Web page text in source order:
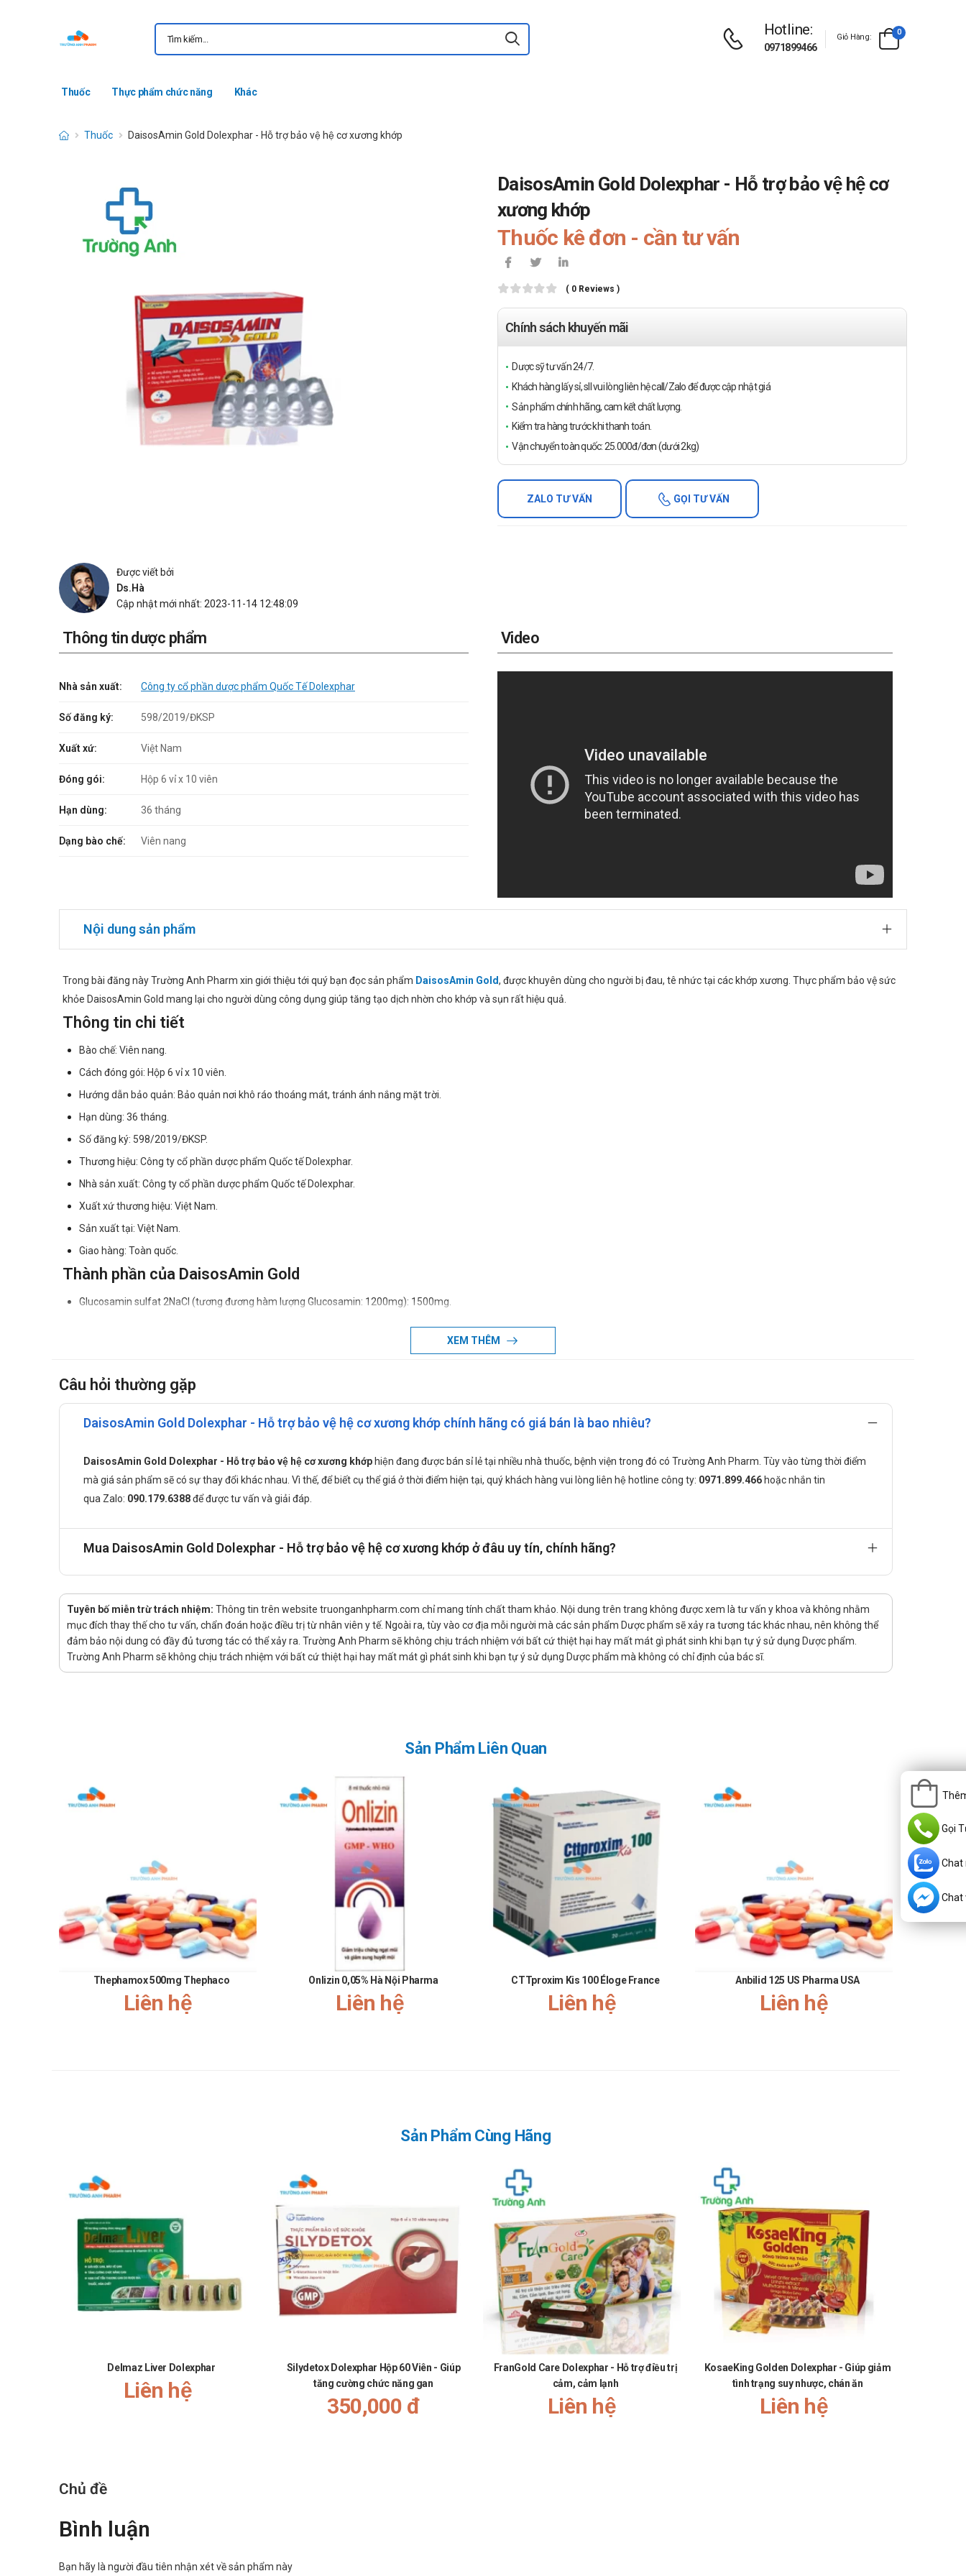
Hotline:
0971899466
Giỏ Hàng:
0
Thuốc Thực phẩm chức năng Khác
Thuốc DaisosAmin Gold Dolexphar - Hỗ trợ bảo vệ hệ cơ xương khớp
DaisosAmin Gold Dolexphar - Hỗ trợ bảo vệ hệ cơ
xương khớp
Thuốc kê đơn - cần tư vấn
( 0 Reviews )
Chính sách khuyến mãi
Dược sỹ tư vấn 24/7.
Khách hàng lấy sỉ, sll vui lòng liên hệ call/Zalo để được cập nhật giá
Sản phẩm chính hãng, cam kết chất lượng.
Kiểm tra hàng trước khi thanh toán.
Vận chuyển toàn quốc: 25.000đ/đơn (dưới 2kg)
ZALO TƯ VẤN GỌI TƯ VẤN
Được viết bởi
Ds.Hà
Cập nhật mới nhất: 2023-11-14 12:48:09
Thông tin dược phẩm
Nhà sản xuất: Công ty cổ phần dược phẩm Quốc Tế Dolexphar
Số đăng ký: 598/2019/ĐKSP
Xuất xứ: Việt Nam
Đóng gói: Hộp 6 vỉ x 10 viên
Hạn dùng: 36 tháng
Dạng bào chế: Viên nang
Video
Nội dung sản phẩm
Trong bài đăng này Trường Anh Pharm xin giới thiệu tới quý bạn đọc sản phẩm DaisosAmin Gold, được khuyên dùng cho người bị đau, tê nhức tại các khớp xương. Thực phẩm bảo vệ sức
khỏe DaisosAmin Gold mang lại cho người dùng công dụng giúp tăng tạo dịch nhờn cho khớp và sụn rất hiệu quả.
Thông tin chi tiết
Bào chế: Viên nang.
Cách đóng gói: Hộp 6 vỉ x 10 viên.
Hướng dẫn bảo quản: Bảo quản nơi khô ráo thoáng mát, tránh ánh nắng mặt trời.
Hạn dùng: 36 tháng.
Số đăng ký: 598/2019/ĐKSP.
Thương hiệu: Công ty cổ phần dược phẩm Quốc tế Dolexphar.
Nhà sản xuất: Công ty cổ phần dược phẩm Quốc tế Dolexphar.
Xuất xứ thương hiệu: Việt Nam.
Sản xuất tại: Việt Nam.
Giao hàng: Toàn quốc.
Thành phần của DaisosAmin Gold
Glucosamin sulfat 2NaCl (tương đương hàm lượng Glucosamin: 1200mg): 1500mg.
Calcium Gluconat (tương đương hàm lượng calcium: 11,16mg): 120mg.
Purple Butterbur Extract (chiết xuất Bơ gai): 120mg.
Vitamin D3: 30IU.
Công dụng của DaisosAmin Gold
Bổ sung dưỡng chất giúp tăng tạo dịch nhờn cho khớp và sụn, bảo vệ hệ cơ – xương – khớp chắc khỏe, vận động linh hoạt.
Giúp giảm các chứng đau do thoái hóa khớp, khô khớp và viêm khớp.
Đối tượng có thể sử dụng
Người ở độ tuổi trung niên hay bị đau, tê nhức tại các khớp xương.
Người cao tuổi, người bị viêm thoái hóa xương khớp, thoái hóa cột sống, đau do khô khớp, vận động khó khăn.
Người vận động nhiều như vận động viên thể thao, lao động nặng nhọc.
Cách dùng DaisosAmin Gold như thế nào?
Thời gian sử dụng được khuyến cáo
Tùy vào đối tượng, độ tuổi, tình trạng bệnh mà có thời gian sử dụng khác nhau. Tham khảo bác sĩ về thời gian điều trị.
Không sử dụng với người bị mẫn cảm với bất cứ thành phần nào có trong sản phẩm.
Cảnh báo và thận trọng trong quá trình sử dụng DaisosAmin Gold
Đọc kỹ hướng dẫn sử dụng trước khi dùng.
Sản phẩm này không phải là thuốc không có tác dụng thay thế thuốc chữa bệnh.
Tác dụng không mong muốn có thể gặp phải khi dùng DaisosAmin Gold
Chưa có báo cáo.
Quá liều
Trường hợp khẩn cấp hãy đến ngay cơ sở y tế gần nhất để được thăm khám và điều trị kịp thời.
"Trường Anh Pharm xin được thay mặt toàn bộ đội ngũ nhân viên gửi lời cảm ơn chân thành và sâu sắc nhất tới Quý khách hàng đã đồng hành, hợp tác cũng như ủng hộ Trường Anh Pharm
trong thời gian qua. Hy vọng trong thời gian sắp tới, mối quan hệ của hai bên càng lúc càng bền chặt. Chúng tôi sẽ không ngừng phát triển, nâng cao chất lượng dịch vụ để có thể phục vụ Quý
khách hàng tốt hơn!"
Nguồn tham khảo: dichvucong.dav.gov.vn.
XEM THÊM
Câu hỏi thường gặp
DaisosAmin Gold Dolexphar - Hỗ trợ bảo vệ hệ cơ xương khớp chính hãng có giá bán là bao nhiêu?
DaisosAmin Gold Dolexphar - Hỗ trợ bảo vệ hệ cơ xương khớp hiện đang được bán sỉ lẻ tại nhiều nhà thuốc, bệnh viện trong đó có Trường Anh Pharm. Tùy vào từng thời điểm
mà giá sản phẩm sẽ có sự thay đổi khác nhau. Vì thế, để biết cụ thể giá ở thời điểm hiện tại, quý khách hàng vui lòng liên hệ hotline công ty: 0971.899.466 hoặc nhắn tin
qua Zalo: 090.179.6388để được tư vấn và giải đáp.
Mua DaisosAmin Gold Dolexphar - Hỗ trợ bảo vệ hệ cơ xương khớp ở đâu uy tín, chính hãng?
Tuyên bố miễn trừ trách nhiệm: Thông tin trên website truonganhpharm.com chỉ mang tính chất tham khảo. Nội dung trên trang không được xem là tư vấn y khoa và không nhằm
mục đích thay thế cho tư vấn, chẩn đoán hoặc điều trị từ nhân viên y tế. Ngoài ra, tùy vào cơ địa mỗi người mà các sản phẩm Dược phẩm sẽ xảy ra tương tác khác nhau, nên không thể
đảm bảo nội dung có đầy đủ tương tác có thể xảy ra. Trường Anh Pharm sẽ không chịu trách nhiệm với bất cứ thiệt hại hay mất mát gì phát sinh khi bạn tự ý sử dụng Dược phẩm.
Trường Anh Pharm sẽ không chịu trách nhiệm với bất cứ thiệt hại hay mất mát gì phát sinh khi bạn tự ý sử dụng Dược phẩm mà không có chỉ định của bác sĩ.
Sản Phẩm Liên Quan
Thephamox 500mg Thephaco
Liên hệ
Onlizin 0,05% Hà Nội Pharma
Liên hệ
CTTproxim Kis 100 Éloge France
Liên hệ
Anbilid 125 US Pharma USA
Liên hệ
Sản Phẩm Cùng Hãng
Delmaz Liver Dolexphar
Liên hệ
Silydetox Dolexphar Hộp 60 Viên - Giúp
tăng cường chức năng gan
350,000 đ
FranGold Care Dolexphar - Hỗ trợ điều trị
cảm, cảm lạnh
Liên hệ
KosaeKing Golden Dolexphar - Giúp giảm
tình trạng suy nhược, chán ăn
Liên hệ
Chủ đề
Bình luận
Bạn hãy là người đầu tiên nhận xét về sản phẩm này
Gọi
Chat
Chat